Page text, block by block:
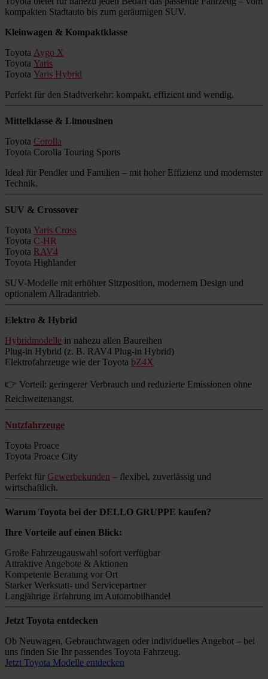
kompakten Stadtauto bis zum geräumigen SUV.
Kleinwagen & Kompaktklasse
Toyota Aygo X
Toyota Yaris
Toyota Yaris Hybrid
Perfekt für den Stadtverkehr: kompakt, effizient und wendig.
Mittelklasse & Limousinen
Toyota Corolla
Toyota Corolla Touring Sports
Ideal für Pendler und Familien – mit hoher Effizienz und modernster
Technik.
SUV & Crossover
Toyota Yaris Cross
Toyota C-HR
Toyota RAV4
Toyota Highlander
SUV-Modelle mit erhöhter Sitzposition, modernem Design und
optionalem Allradantrieb.
Elektro & Hybrid
Hybridmodelle in nahezu allen Baureihen
Plug-in Hybrid (z. B. RAV4 Plug-in Hybrid)
Elektrofahrzeuge wie der Toyota bZ4X
👉 Vorteil: geringerer Verbrauch und reduzierte Emissionen ohne
Reichweitenangst.
Nutzfahrzeuge
Toyota Proace
Toyota Proace City
Perfekt für Gewerbekunden – flexibel, zuverlässig und
wirtschaftlich.
Warum Toyota bei der DELLO GRUPPE kaufen?
Ihre Vorteile auf einen Blick:
Große Fahrzeugauswahl sofort verfügbar
Attraktive Angebote & Aktionen
Kompetente Beratung vor Ort
Starker Werkstatt- und Servicepartner
Langjährige Erfahrung im Automobilhandel
Jetzt Toyota entdecken
Ob Neuwagen, Gebrauchtwagen oder individuelles Angebot – bei
uns finden Sie Ihr passendes Toyota Fahrzeug.
Jetzt Toyota Modelle entdecken